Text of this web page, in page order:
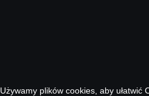
Używamy plików cookies, aby ułatwić